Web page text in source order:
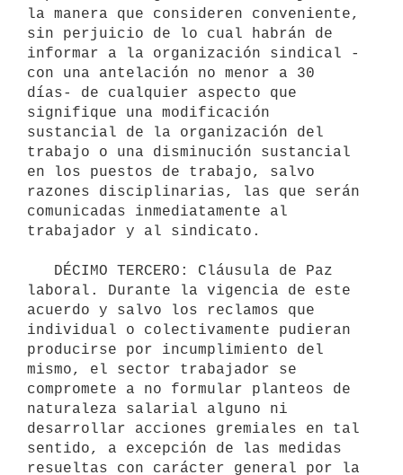
la manera que consideren conveniente,
sin perjuicio de lo cual habrán de
informar a la organización sindical -
con una antelación no menor a 30
días- de cualquier aspecto que
signifique una modificación
sustancial de la organización del
trabajo o una disminución sustancial
en los puestos de trabajo, salvo
razones disciplinarias, las que serán
comunicadas inmediatamente al
trabajador y al sindicato.
laboral. Durante la vigencia de este
acuerdo y salvo los reclamos que
individual o colectivamente pudieran
producirse por incumplimiento del
mismo, el sector trabajador se
compromete a no formular planteos de
naturaleza salarial alguno ni
desarrollar acciones gremiales en tal
sentido, a excepción de las medidas
resueltas con carácter general por la